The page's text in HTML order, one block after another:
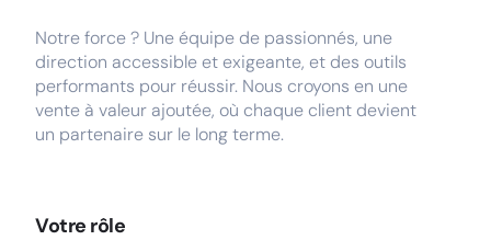
Notre force ? Une équipe de passionnés, une
direction accessible et exigeante, et des outils
performants pour réussir. Nous croyons en une
vente à valeur ajoutée, où chaque client devient
un partenaire sur le long terme.
Votre rôle